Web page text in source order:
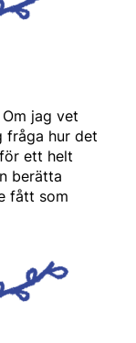
jag vet
fråga hur det
ett helt
berätta
fått som